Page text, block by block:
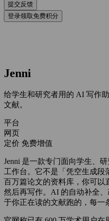
提交反馈
登录领取免费积分
Jenni
给学生和研究者用的 AI 写作
文献。
平台
网页
定价 免费增值
Jenni 是一款专门面向学生、
工作台。它不是「凭空生成
百万篇论文的资料库，你可以
然后再写作。AI 的自动补全
于你正在读的文献跑的，每一